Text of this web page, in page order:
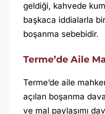
geldiği, kahvede
başkaca iddialarla
boşanma sebebidir.
Terme’de Aile
Terme’de aile
açılan boşanma
ve mal paylaşımı